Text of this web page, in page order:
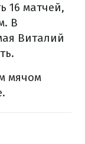
16 матчей,
В
Виталий
мячом